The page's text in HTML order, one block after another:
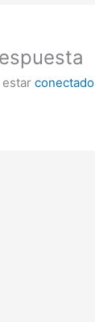
estar conectado